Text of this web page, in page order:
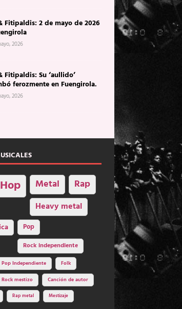
Fitipaldis: 2 de mayo de 2026
2026
Fitipaldis: Su ‘aullido’
ferozmente en Fuengirola.
2026
Metal Rap
Heavy metal
Pop
Rock independiente
Pop Independiente Folk
Rock mestizo Canción de autor
Rap metal Mestizaje